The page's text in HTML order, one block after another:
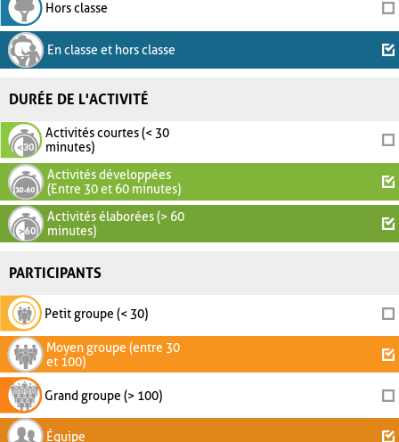
Hors classe
En classe et hors classe
DURÉE DE L'ACTIVITÉ
Activités courtes (< 30
minutes)
Activités développées
(Entre 30 et 60 minutes)
Activités élaborées (> 60
minutes)
PARTICIPANTS
Petit groupe (< 30)
Moyen groupe (entre 30
et 100)
Grand groupe (> 100)
Équipe